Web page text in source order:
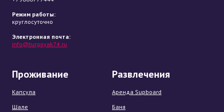
Режим работы:
круглосуточно
Электронная почта:
info@turgoyak74.ru
Проживание
Капсула
Шале
Развлечения
Аренда Supboard
Баня